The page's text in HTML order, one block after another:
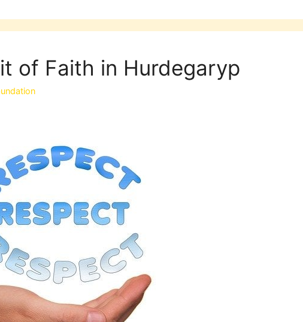
of Faith in Hurdegaryp